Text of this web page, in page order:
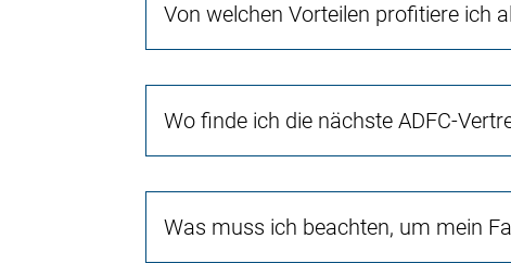
Von welchen Vorteilen profitiere ich
Wo finde ich die nächste ADFC-
Was muss ich beachten, um mein